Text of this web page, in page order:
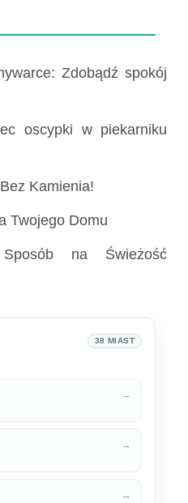
Zdobądź spokój
oscypki w piekarniku
Kamienia!
Twojego Domu
na Świeżość
38 MIAST
→
→
→